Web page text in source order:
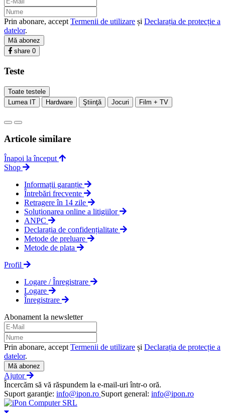
Prin abonare, accept Termenii de utilizare și Declarația de protecție a
datelor.
Mă abonez
share 0
Teste
Toate testele
Lumea IT
Hardware Ştiinţă Jocuri Film + TV
Articole similare
Înapoi la început
Shop
Informații garanție
Întrebări frecvente
Retragere în 14 zile
Soluționarea online a litigiilor
ANPC
Declarația de confidențialitate
Metode de preluare
Metode de plata
Profil
Logare / Înregistrare
Logare
Înregistrare
Abonament la newsletter
Prin abonare, accept Termenii de utilizare și Declarația de protecție a
datelor.
Mă abonez
Ajutor
Încercăm să vă răspundem la e-mail-uri într-o oră.
Suport garanţie: info@ipon.ro Suport general: info@ipon.ro